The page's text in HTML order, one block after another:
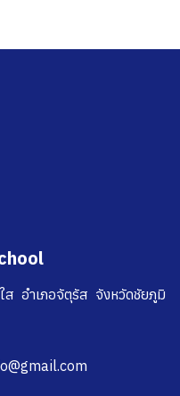
อำเภอจัตุรัส จังหวัดชัยภูมิ